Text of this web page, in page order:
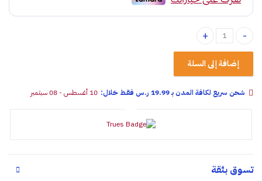
عفريته زيت لاندكروزر 3 طن تروس quantity
إضافة إلى السلة
شحن سريع لكافة المدن بـ 19.99 ر.س فقـط خلال: 10 أغسطس - 08 سبتمبر
تسوق بثقة